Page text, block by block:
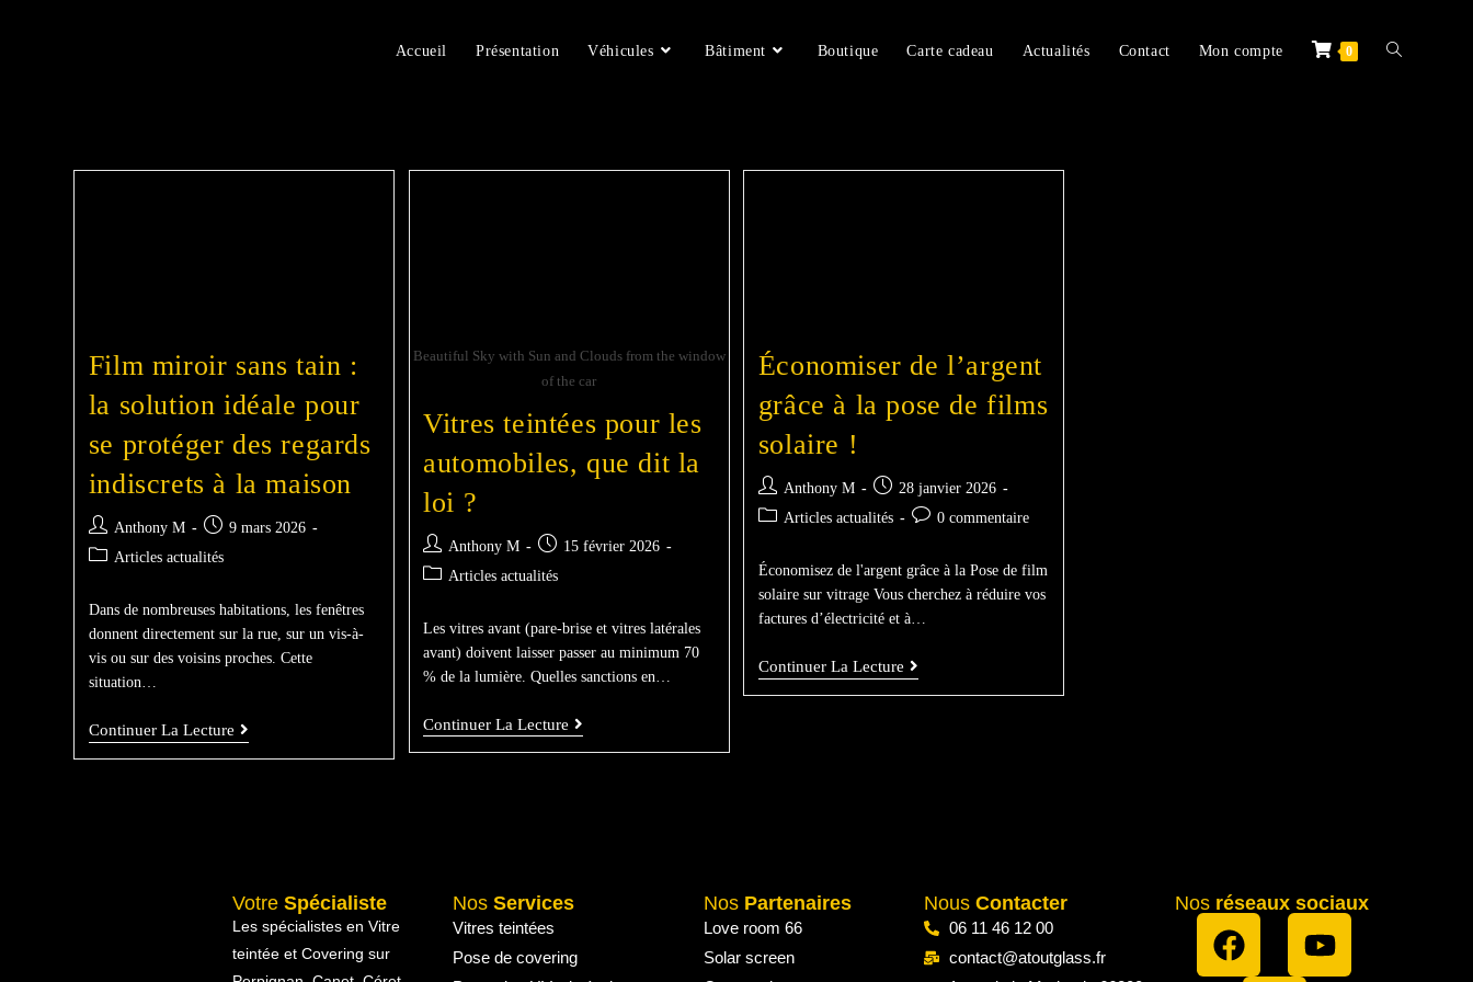
Accueil Présentation Véhicules Bâtiment Boutique Carte cadeau Actualités Contact Mon compte 0
Film miroir sans tain :
la solution idéale pour
se protéger des regards
indiscrets à la maison
Anthony M
9 mars 2026
Articles actualités
Dans de nombreuses habitations, les fenêtres
donnent directement sur la rue, sur un vis-à-
vis ou sur des voisins proches. Cette
situation…
Continuer La Lecture
Beautiful Sky with Sun and Clouds from the window
of the car
Vitres teintées pour les
automobiles, que dit la
loi ?
Anthony M
15 février 2026
Articles actualités
Les vitres avant (pare-brise et vitres latérales
avant) doivent laisser passer au minimum 70
% de la lumière. Quelles sanctions en…
Continuer La Lecture
Économiser de l’argent
grâce à la pose de films
solaire !
Anthony M
28 janvier 2026
Articles actualités
0 commentaire
Économisez de l'argent grâce à la Pose de film
solaire sur vitrage Vous cherchez à réduire vos
factures d’électricité et à…
Continuer La Lecture
Votre Spécialiste
Les spécialistes en Vitre
teintée et Covering sur
NosServices
Vitres teintées
Pose de covering
Nos Partenaires
Love room 66
Solar screen
NousContacter
06 11 46 12 00
contact@atoutglass.fr
Nos réseaux sociaux